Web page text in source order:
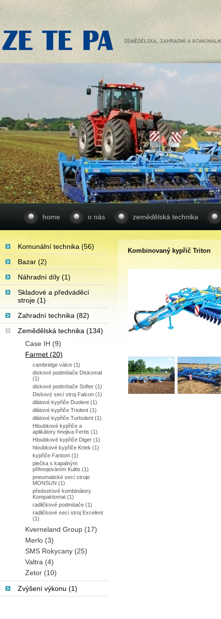
home o nás zemědělská technika
Kombinovaný kypřič Triton
Komunální technika (56)
Bazar (2)
Náhradní díly (1)
Skladové a předváděcí
stroje (1)
Zahradní technika (82)
Zemědělská technika (134)
Case IH (9)
Farmet (20)
cambridge válce (1)
diskové podmítače Diskomat
(1)
diskové podmítače Softer (1)
Diskový secí stroj Falcon (1)
dlátové kypřiče Duolent (1)
dlátové kypřiče Triolent (1)
dlátové kypřiče Turbulent (1)
Hloubkové kypřiče a
aplikátory hnojiva Fertis (1)
Hloubkové kypřiče Diger (1)
hloubkové kypřiče Krtek (1)
kypřiče Fantom (1)
plečka s kapalným
přihnojováním Kultis (1)
pneumatické secí stroje
MONSUN (1)
předseťové kombinátory
Kompaktomat (1)
radličkové podmítače (1)
radličkové secí stroj Excelent
(1)
Kverneland Group (17)
Merlo (3)
SMS Rokycany (25)
Valtra (4)
Zetor (10)
Zvýšení výkonu (1)